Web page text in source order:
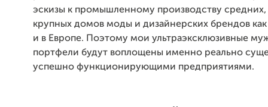
эскизы к промышленному производству
крупных домов моды и дизайнерских брендов как
и в Европе. Поэтому мои ультраэксклюзивные
портфели будут воплощены именно реально
успешно функционирующими предприятиями.